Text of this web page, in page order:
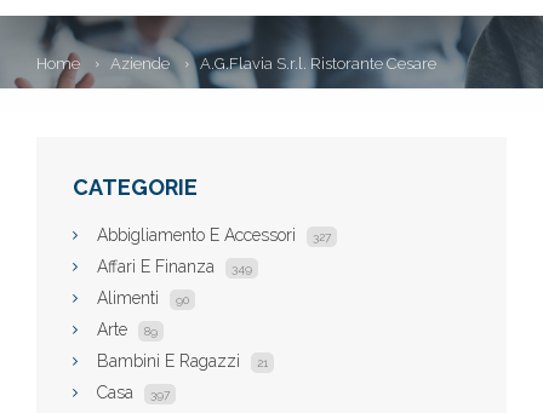
Home Aziende A.G.Flavia S.r.l. Ristorante Cesare
CATEGORIE
Abbigliamento E Accessori 327
Affari E Finanza 349
Alimenti 90
Arte 89
Bambini E Ragazzi 21
Casa 397